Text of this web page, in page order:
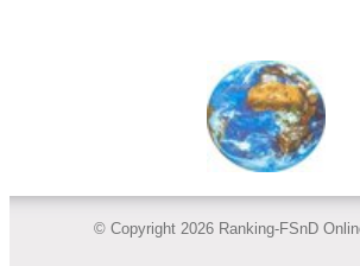
© Copyright 2026 Ranking-FSnD